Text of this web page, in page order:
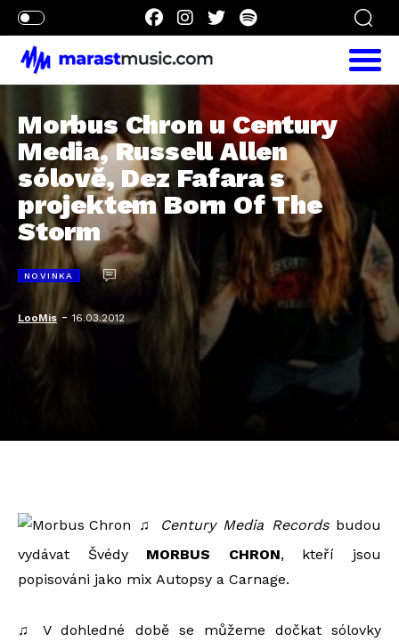
Morbus Chron u Century
Media, Russell Allen
sólově, Dez Fafara s
projektem Born Of The
Storm
NOVINKA
LooMis-16.03.2012
♫ Century Media Records budou
vydávat Švédy MORBUS CHRON, kteří jsou
popisováni jako mix Autopsy a Carnage.
♫ V dohledné době se můžeme dočkat sólovky